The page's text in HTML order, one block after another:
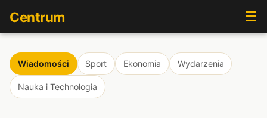
Centrum ☰
Wiadomości Sport Ekonomia Wydarzenia
Nauka i Technologia